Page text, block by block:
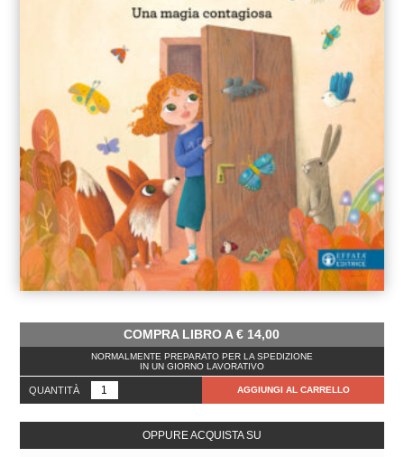
COMPRA LIBRO A€ 14,00
NORMALMENTE PREPARATO PER LA SPEDIZIONE
IN UN GIORNO LAVORATIVO
QUANTITÀ AGGIUNGI AL CARRELLO
OPPURE ACQUISTA SU